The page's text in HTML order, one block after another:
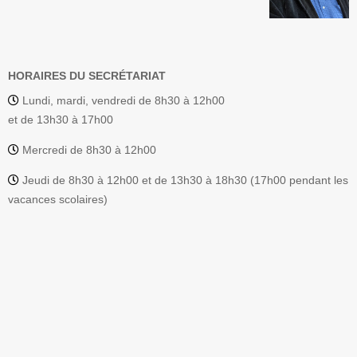
HORAIRES DU SECRÉTARIAT
Lundi, mardi, vendredi de 8h30 à 12h00
et de 13h30 à 17h00
Mercredi de 8h30 à 12h00
Jeudi de 8h30 à 12h00 et de 13h30 à 18h30 (17h00 pendant les
vacances scolaires)